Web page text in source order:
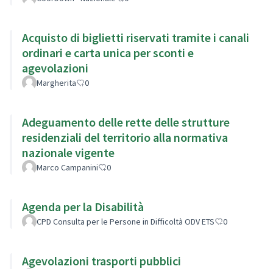
Acquisto di biglietti riservati tramite i canali
ordinari e carta unica per sconti e
agevolazioni
Margherita 0
Adeguamento delle rette delle strutture
residenziali del territorio alla normativa
nazionale vigente
Marco Campanini 0
Agenda per la Disabilità
CPD Consulta per le Persone in Difficoltà ODV ETS 0
Agevolazioni trasporti pubblici